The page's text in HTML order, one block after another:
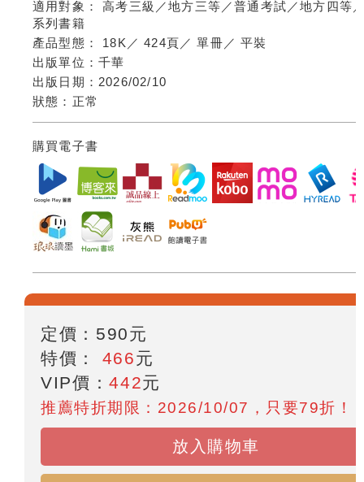
適用對象：高考三級／地方三等／普通考試／地方四等
系列書籍
產品型態： 18K ／424頁 ／單冊 ／平裝
出版單位： 千華
出版日期： 2026/02/10
狀態： 正常
購買電子書
定價： 590元
特價： 466元
VIP價：442元
推薦特折期限：2026/10/07，只要79折！
放入購物車